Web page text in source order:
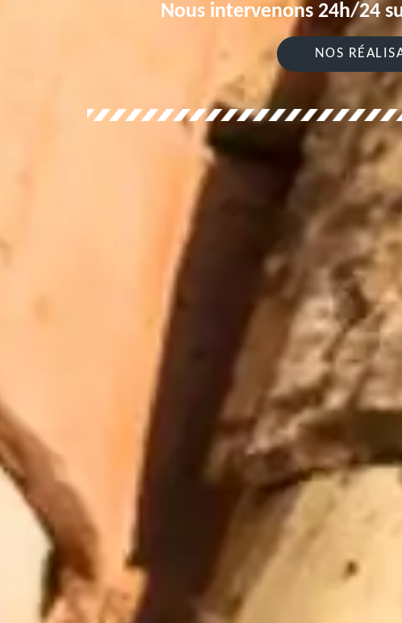
Nous intervenons 24h/24
NOS